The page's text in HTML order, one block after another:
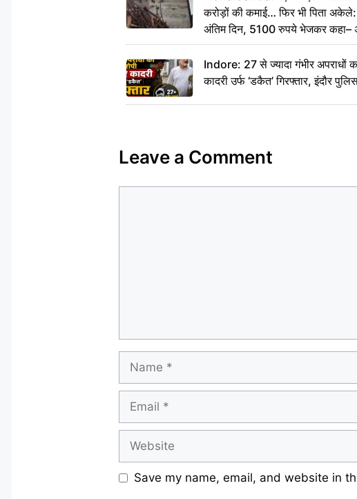
करोड़ों की कमाई… फिर भी पिता अकेले:
अंतिम दिन, 5100 रुपये भेजकर कहा–
दीजिए हम नहीं आ पाएंगे
Indore: 27 से ज्यादा गंभीर अपराधों
कादरी उर्फ ‘डकैत’ गिरफ्तार, इंदौर
Leave a Comment
Save my name, email, and website in